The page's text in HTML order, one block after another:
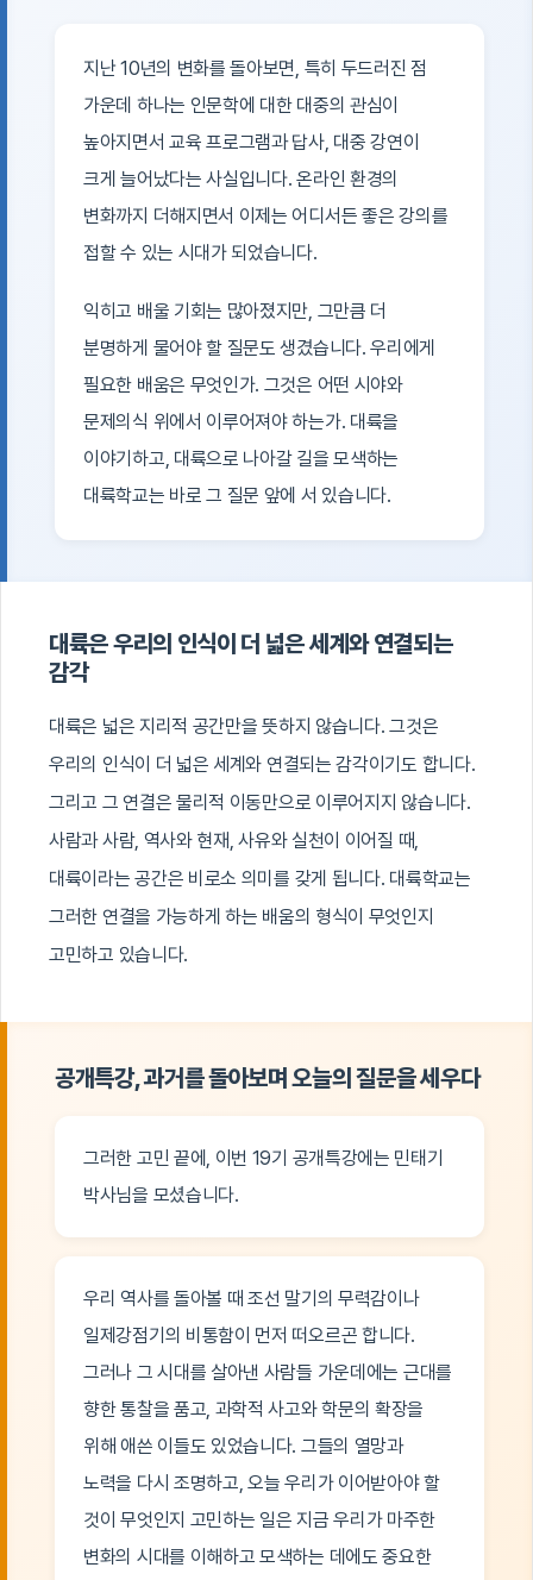
지난 10년의 변화를 돌아보면, 특히 두드러진 점
가운데 하나는 인문학에 대한 대중의 관심이
높아지면서 교육 프로그램과 답사, 대중 강연이
크게 늘어났다는 사실입니다. 온라인 환경의
변화까지 더해지면서 이제는 어디서든 좋은 강의를
접할 수 있는 시대가 되었습니다.
익히고 배울 기회는 많아졌지만, 그만큼 더
분명하게 물어야 할 질문도 생겼습니다. 우리에게
필요한 배움은 무엇인가. 그것은 어떤 시야와
문제의식 위에서 이루어져야 하는가. 대륙을
이야기하고, 대륙으로 나아갈 길을 모색하는
대륙학교는 바로 그 질문 앞에 서 있습니다.
대륙은 우리의 인식이 더 넓은 세계와 연결되는
감각
대륙은 넓은 지리적 공간만을 뜻하지 않습니다. 그것은
우리의 인식이 더 넓은 세계와 연결되는 감각이기도 합니다.
그리고 그 연결은 물리적 이동만으로 이루어지지 않습니다.
사람과 사람, 역사와 현재, 사유와 실천이 이어질 때,
대륙이라는 공간은 비로소 의미를 갖게 됩니다. 대륙학교는
그러한 연결을 가능하게 하는 배움의 형식이 무엇인지
고민하고 있습니다.
공개특강, 과거를 돌아보며 오늘의 질문을 세우다
그러한 고민 끝에, 이번 19기 공개특강에는 민태기
박사님을 모셨습니다.
우리 역사를 돌아볼 때 조선 말기의 무력감이나
일제강점기의 비통함이 먼저 떠오르곤 합니다.
그러나 그 시대를 살아낸 사람들 가운데에는 근대를
향한 통찰을 품고, 과학적 사고와 학문의 확장을
위해 애쓴 이들도 있었습니다. 그들의 열망과
노력을 다시 조명하고, 오늘 우리가 이어받아야 할
것이 무엇인지 고민하는 일은 지금 우리가 마주한
변화의 시대를 이해하고 모색하는 데에도 중요한